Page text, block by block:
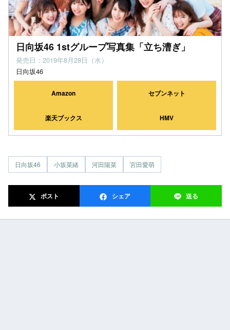
日向坂46 1stグループ写真集「立ち漕ぎ」
発売日：2019年8月28日（水）
日向坂46
Amazon セブンネット
楽天ブックス HMV
日向坂46 小坂菜緒 河田陽菜 宮田愛萌
ポスト シェア 送る